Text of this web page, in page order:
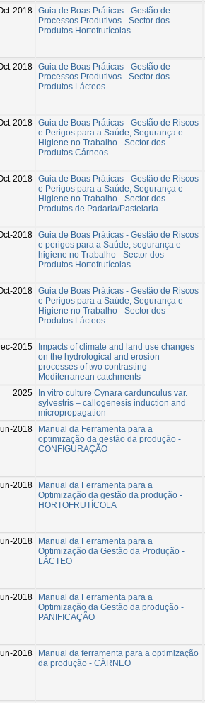
2018 Guia de Boas Práticas - Gestão de
Processos Produtivos - Sector dos
Produtos Hortofrutícolas
2018 Guia de Boas Práticas - Gestão de
Processos Produtivos - Sector dos
Produtos Lácteos
2018 Guia de Boas Práticas - Gestão de Riscos
e Perigos para a Saúde, Segurança e
Higiene no Trabalho - Sector dos
Produtos Cárneos
2018 Guia de Boas Práticas - Gestão de Riscos
e Perigos para a Saúde, Segurança e
Higiene no Trabalho - Sector dos
Produtos de Padaria/Pastelaria
2018 Guia de Boas Práticas - Gestão de Riscos
e perigos para a Saúde, segurança e
higiene no Trabalho - Sector dos
Produtos Hortofrutícolas
2018 Guia de Boas Práticas - Gestão de Riscos
e Perigos para a Saúde, Segurança e
Higiene no Trabalho - Sector dos
Produtos Lácteos
2015
Impacts of climate and land use changes
on the hydrological and erosion
processes of two contrasting
Mediterranean catchments
2025
In vitro culture Cynara cardunculus var.
sylvestris – callogenesis induction and
micropropagation
2018
Manual da Ferramenta para a
optimização da gestão da produção -
CONFIGURAÇÃO
2018
Manual da Ferramenta para a
Optimização da gestão da produção -
HORTOFRUTÍCOLA
2018
Manual da Ferramenta para a
Optimização da Gestão da Produção -
LÁCTEO
2018
Manual da Ferramenta para a
Optimização da Gestão da produção -
PANIFICAÇÃO
2018
Manual da ferramenta para a optimização
da produção - CÁRNEO